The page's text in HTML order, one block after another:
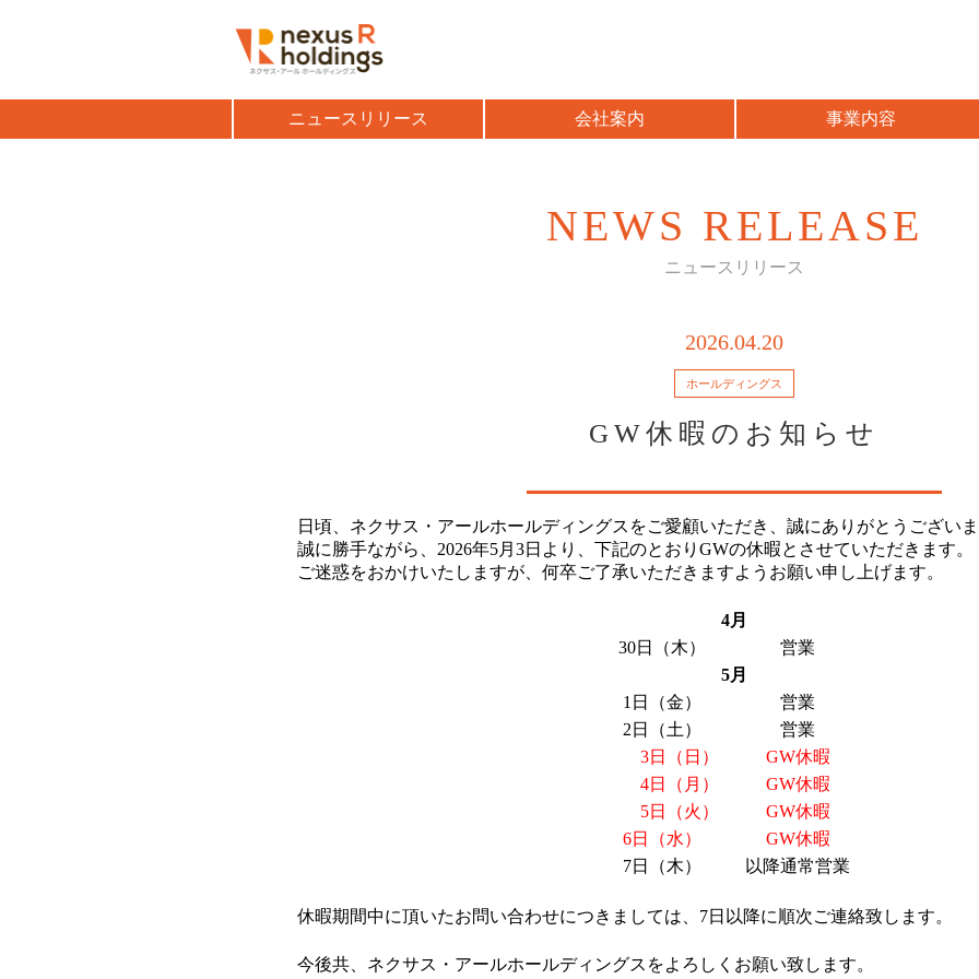
ニュースリリース 会社案内 事業内容
NEWS RELEASE
ニュースリリース
2026.04.20
ホールディングス
GW休暇のお知らせ
日頃、ネクサス・アールホールディングスをご愛顧いただき、誠にありがとうござい
誠に勝手ながら、2026年5月3日より、下記のとおりGWの休暇とさせていただきます。
ご迷惑をおかけいたしますが、何卒ご了承いただきますようお願い申し上げます。
4月
30日（木）
営業
5月
1日（金）
営業
2日（土）
営業
3日（日）
GW休暇
4日（月）
GW休暇
5日（火）
GW休暇
6日（水）
GW休暇
7日（木）
以降通常営業
休暇期間中に頂いたお問い合わせにつきましては、7日以降に順次ご連絡致します。
今後共、ネクサス・アールホールディングスをよろしくお願い致します。